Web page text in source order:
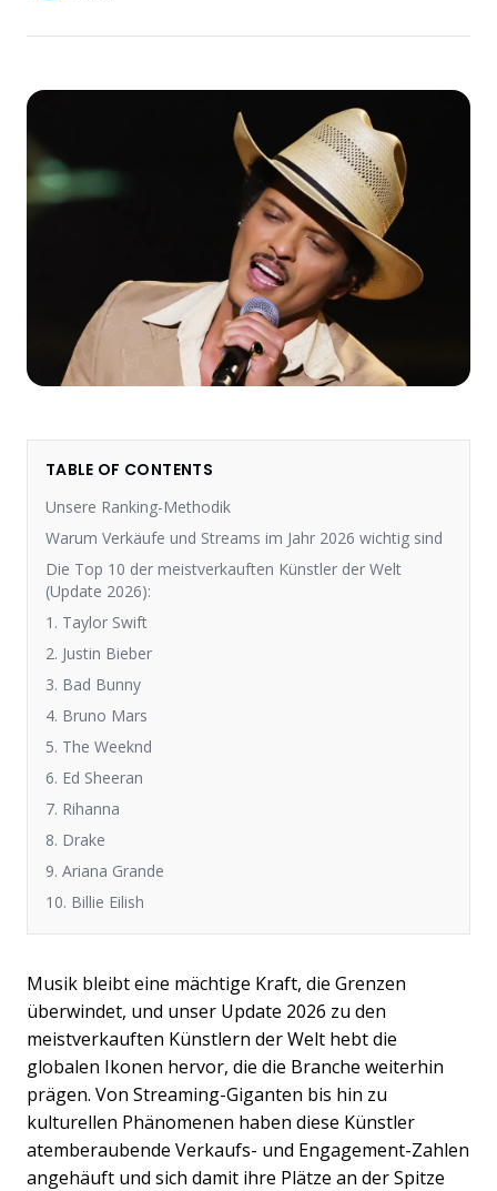
TABLE OF CONTENTS
Unsere Ranking-Methodik
Warum Verkäufe und Streams im Jahr 2026 wichtig sind
Die Top 10 der meistverkauften Künstler der Welt
(Update 2026):
1. Taylor Swift
2. Justin Bieber
3. Bad Bunny
4. Bruno Mars
5. The Weeknd
6. Ed Sheeran
7. Rihanna
8. Drake
9. Ariana Grande
10. Billie Eilish
Musik bleibt eine mächtige Kraft, die Grenzen
überwindet, und unser Update 2026 zu den
meistverkauften Künstlern der Welt hebt die
globalen Ikonen hervor, die die Branche weiterhin
prägen. Von Streaming-Giganten bis hin zu
kulturellen Phänomenen haben diese Künstler
atemberaubende Verkaufs- und Engagement-Zahlen
angehäuft und sich damit ihre Plätze an der Spitze